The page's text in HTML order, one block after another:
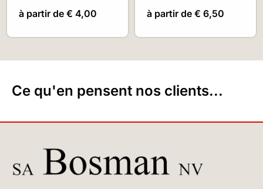
à partir de € 4,00
à partir de € 6,50
Ce qu'en pensent nos clients...